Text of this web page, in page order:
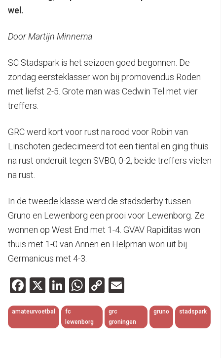
wel.
Door Martijn Minnema
SC Stadspark is het seizoen goed begonnen. De
zondag eersteklasser won bij promovendus Roden
met liefst 2-5. Grote man was Cedwin Tel met vier
treffers.
GRC werd kort voor rust na rood voor Robin van
Linschoten gedecimeerd tot een tiental en ging thuis
na rust onderuit tegen SVBO, 0-2, beide treffers vielen
na rust.
In de tweede klasse werd de stadsderby tussen
Gruno en Lewenborg een prooi voor Lewenborg. Ze
wonnen op West End met 1-4. GVAV Rapiditas won
thuis met 1-0 van Annen en Helpman won uit bij
Germanicus met 4-3.
Facebook
X LinkedIn
WhatsApp
Copy
Link
amateurvoetbal
fc
lewenborg
grc
groningen
gruno stadspark